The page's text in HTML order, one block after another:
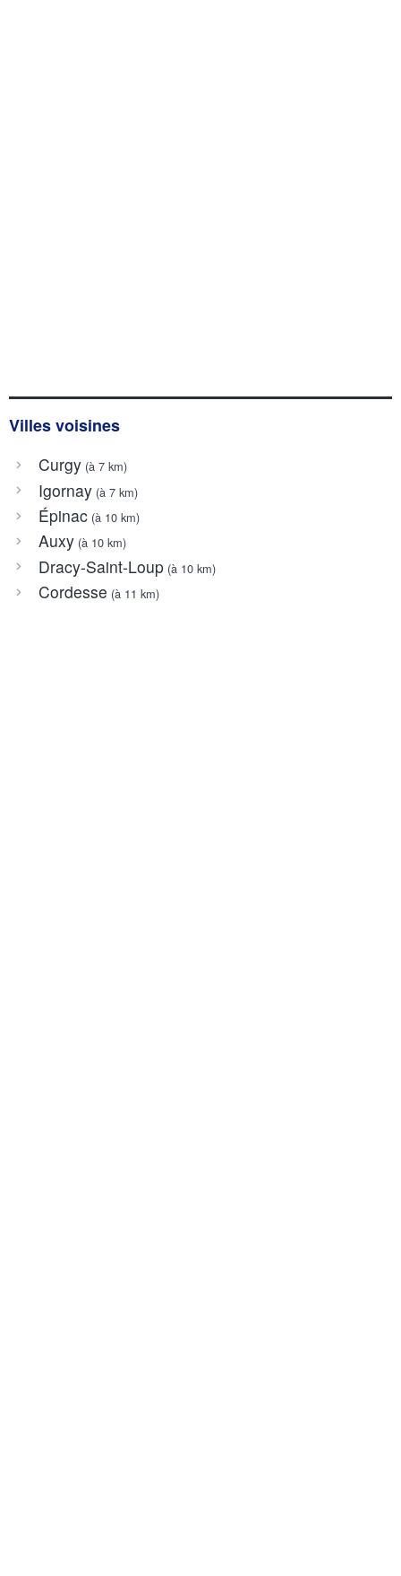
Villes voisines
Curgy(à 7 km)
Igornay(à 7 km)
Épinac(à 10 km)
Auxy(à 10 km)
Dracy-Saint-Loup(à 10 km)
Cordesse (à 11 km)